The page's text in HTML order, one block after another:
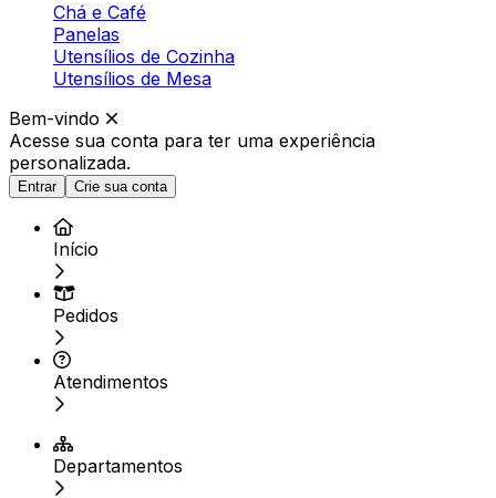
Chá e Café
Panelas
Utensílios de Cozinha
Utensílios de Mesa
Bem-vindo
Acesse sua conta para ter uma experiência
personalizada.
Entrar Crie sua conta
Início
Pedidos
Atendimentos
Departamentos